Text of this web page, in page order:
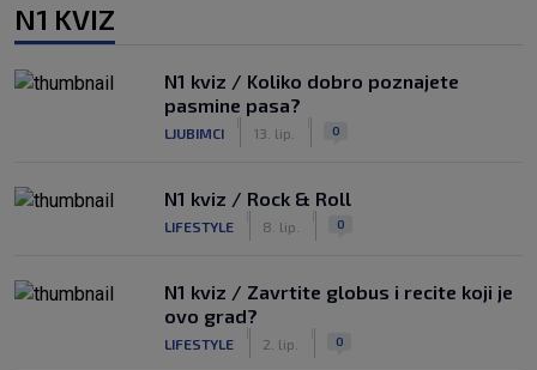
N1 KVIZ
N1 kviz / Koliko dobro poznajete
pasmine pasa?
LJUBIMCI 13. lip. 0
N1 kviz / Rock & Roll
LIFESTYLE 8. lip. 0
N1 kviz / Zavrtite globus i recite koji je
ovo grad?
LIFESTYLE 2. lip. 0